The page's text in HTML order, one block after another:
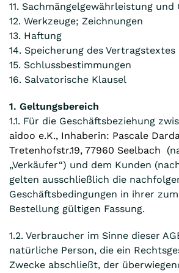
11. Sachmängelgewährleistung und
12. Werkzeuge; Zeichnungen
13. Haftung
14. Speicherung des Vertragstextes
15. Schlussbestimmungen
16. Salvatorische Klausel
1. Geltungsbereich
1.1. Für die Geschäftsbeziehung
aidoo e.K., Inhaberin: Pascale
Tretenhofstr.19, 77960 Seelbach (
„Verkäufer“) und dem Kunden
gelten ausschließlich die
Geschäftsbedingungen in ihrer
Bestellung gültigen Fassung.
1.2. Verbraucher im Sinne dieser
natürliche Person, die ein
Zwecke abschließt, der